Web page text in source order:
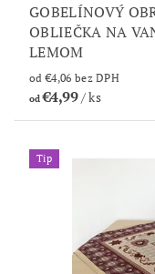
GOBELÍNOVÝ
OBLIEČKA NA
LEMOM
od €4,06 bez DPH
od€4,99/ ks
Tip